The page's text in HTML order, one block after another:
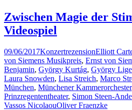
Zwischen Magie der
Videospiel
09/06/2017KonzertrezensionElliott
von Siemens Musikpreis, Ernst von
Benjamin, György Kurtág, György
Laura Snowden, Lisa Streich, Marco
München, Münchener Kammerorchester
Prinzregententheater, Simon Steen-
Vassos NicolaouOliver Fraenzke